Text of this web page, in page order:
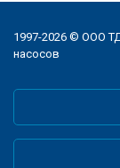
1997-2026 © ООО
насосов